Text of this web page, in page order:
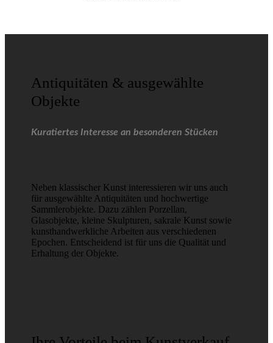
Antiquitäten & ausgewählte
Objekte
Kuratiertes Interesse an besonderen Stücken
Neben klassischer Kunst interessieren wir uns auch
für ausgewählte Antiquitäten und hochwertige
Sammlerobjekte. Dazu zählen Porzellan,
Glasobjekte, kleine Skulpturen, sakrale Kunst sowie
kunsthandwerkliche Arbeiten aus verschiedenen
Epochen. Entscheidend ist für uns die Qualität und
Erhaltung der Objekte.